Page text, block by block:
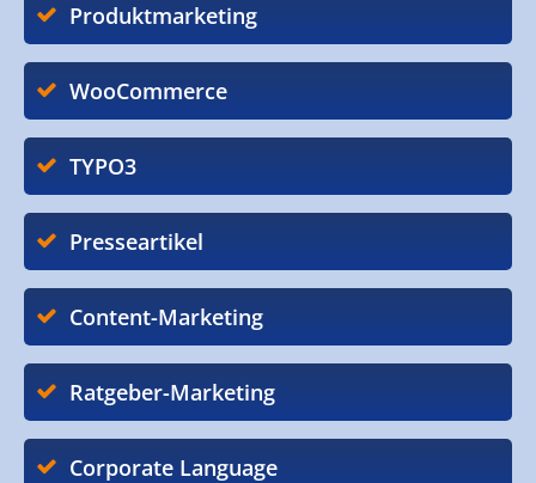
Produktmarketing
WooCommerce
TYPO3
Presseartikel
Content-Marketing
Ratgeber-Marketing
Corporate Language